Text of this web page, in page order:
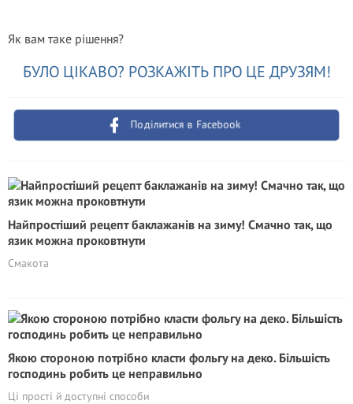
Як вам таке рiшення?
БУЛО ЦІКАВО? РОЗКАЖІТЬ ПРО ЦЕ ДРУЗЯМ!
Поділитися в Facebook
Найпростіший рецепт баклажанів на зиму! Смачно так, що
язик можна проковтнути
Смакота
Якою стороною потрібно класти фольгу на деко. Більшість
господинь робить це неправильно
Ці прості й доступні способи